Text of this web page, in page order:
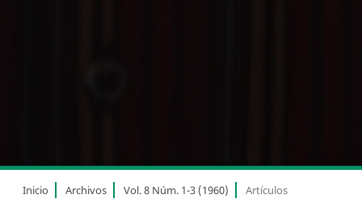
Inicio Archivos Vol. 8 Núm. 1-3 (1960) Artículos